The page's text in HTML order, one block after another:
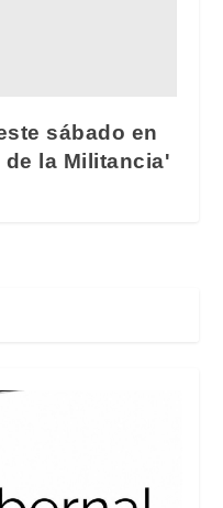
sábado en
de la Militancia'